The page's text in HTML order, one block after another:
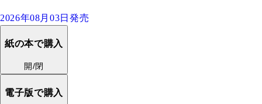
2026年08月03日発売
紙の本で購入
開/閉
電子版で購入